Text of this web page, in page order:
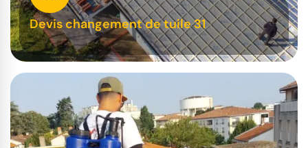
Devis changement de tuile 31